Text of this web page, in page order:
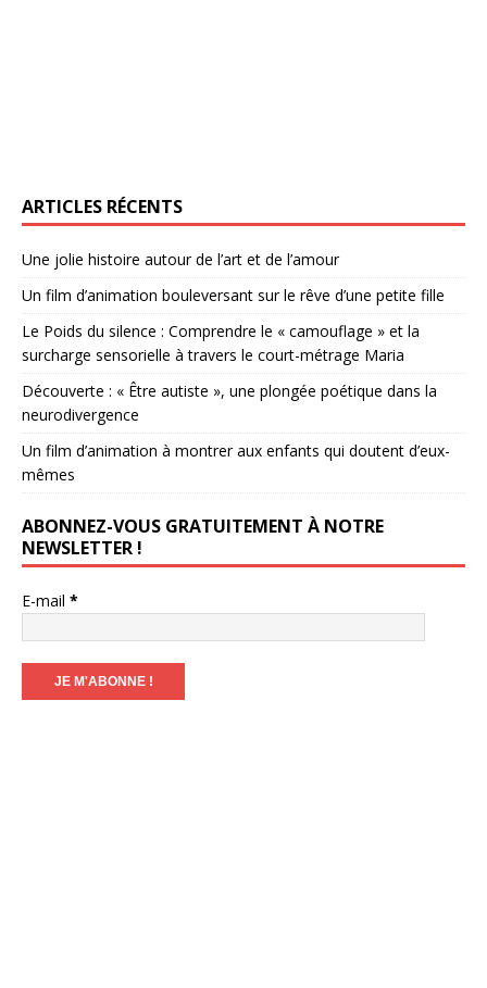
ARTICLES RÉCENTS
Une jolie histoire autour de l’art et de l’amour
Un film d’animation bouleversant sur le rêve d’une petite fille
Le Poids du silence : Comprendre le « camouflage » et la
surcharge sensorielle à travers le court-métrage Maria
Découverte : « Être autiste », une plongée poétique dans la
neurodivergence
Un film d’animation à montrer aux enfants qui doutent d’eux-
mêmes
ABONNEZ-VOUS GRATUITEMENT À NOTRE
NEWSLETTER !
E-mail *